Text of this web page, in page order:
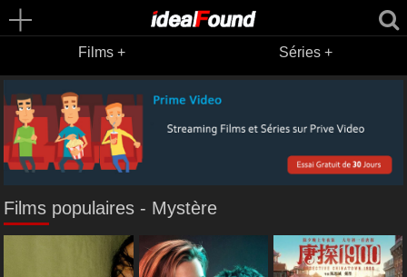
Films + Séries +
Films populaires - Mystère